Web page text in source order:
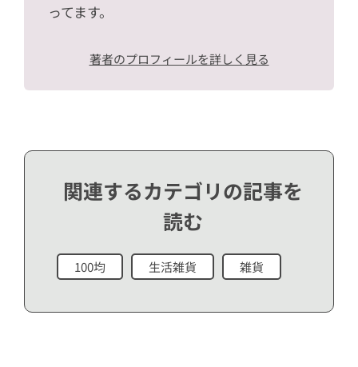
ってます。
著者のプロフィールを詳しく見る
関連するカテゴリの記事を
読む
100均 生活雑貨 雑貨